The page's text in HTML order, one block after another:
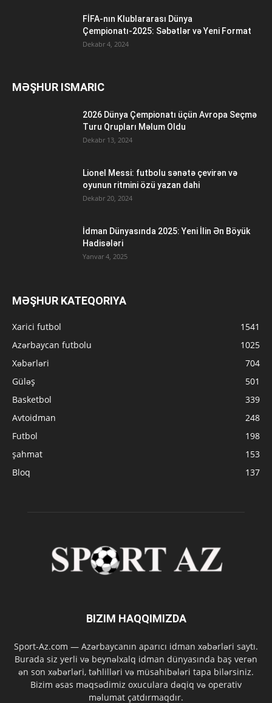
FİFA-nın Klublararası Dünya
Çempionatı-2025: Səbətlər və Yeni Format
Dekabr 4, 2024
MƏŞHUR ISMARIC
2026 Dünya Çempionatı üçün Avropa Seçmə
Turu Qrupları Məlum Oldu
Dekabr 13, 2024
Lionel Messi: futbolu sənətə çevirən və
oyunun ritmini özü yazan dahi
Dekabr 20, 2024
İdman Dünyasında 2025: Yeni İlin Ən Böyük
Hadisələri
Yanvar 4, 2025
MƏŞHUR KATEQORIYA
Xarici futbol
1541
Azərbaycan futbolu
1025
Xəbərləri
704
Güləş
501
Basketbol
339
Avtoidman
248
Futbol
198
şahmat
153
Bloq
137
BIZIM HAQQIMIZDA
Sport-Az.com — Azərbaycanın aparıcı idman xəbərləri saytı.
Burada siz yerli və beynəlxalq idman dünyasında baş verən
ən son xəbərləri, təhlilləri və müsahibələri tapa bilərsiniz.
Bizim əsas məqsədimiz oxuculara dəqiq və operativ
məlumat çatdırmaqdır.